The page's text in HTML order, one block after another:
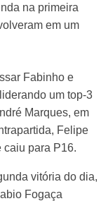
na primeira
em um
Fabinho e
um top-3
Marques, em
Felipe
caiu para P16.
vitória do dia,
Fogaça